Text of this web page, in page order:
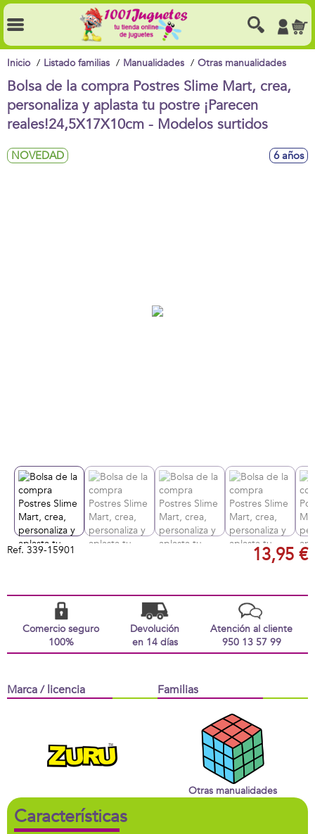
Inicio Listado familias Manualidades Otras manualidades
Bolsa de la compra Postres Slime Mart, crea,
personaliza y aplasta tu postre ¡Parecen
reales!24,5X17X10cm - Modelos surtidos
NOVEDAD 6 años
Ref. 339-15901 13,95 €
Comercio seguro
100%
Devolución
en 14 días
Atención al cliente
950 13 57 99
Marca / licencia Familias
Otras manualidades
Características